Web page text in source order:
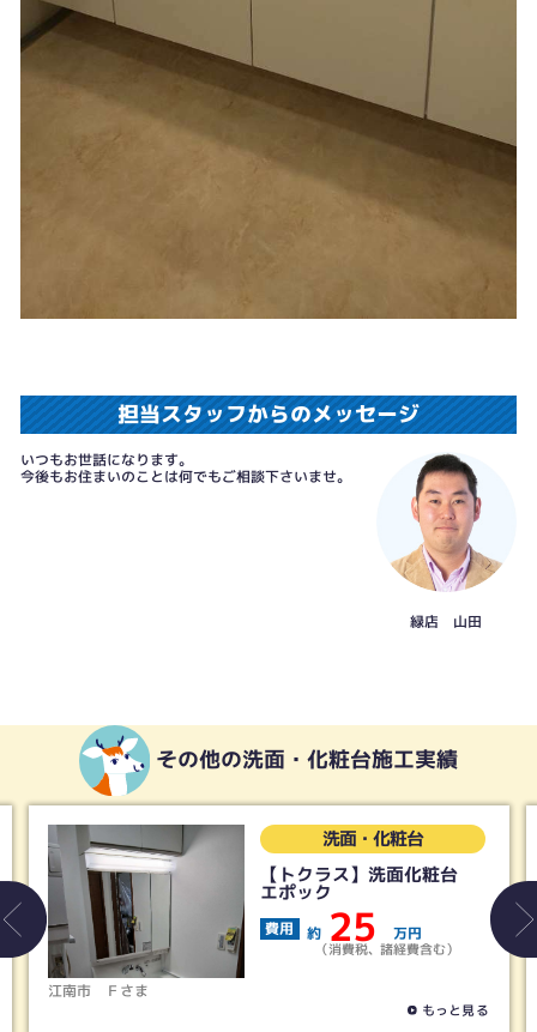
担当スタッフからのメッセージ
いつもお世話になります。
今後もお住まいのことは何でもご相談下さいませ。
緑店 山田
その他の洗面・化粧台施工実績
江南市 Ｆさま
洗面・化粧台
【トクラス】洗面化粧台
エポック
費用 約 25 万円
（消費税、諸経費含む）
もっと見る